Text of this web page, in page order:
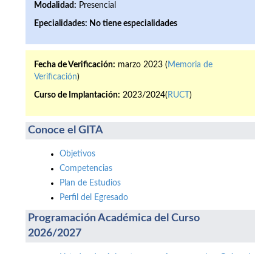
Modalidad: Presencial
Epecialidades: No tiene especialidades
Fecha de Verificación: marzo 2023 ( Memoria de
Verificación)
Curso de Implantación: 2023/2024( RUCT )
Conoce el GITA
Objetivos
Competencias
Plan de Estudios
Perfil del Egresado
Programación Académica del Curso
2026/2027